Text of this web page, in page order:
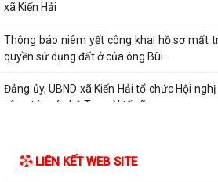
xã Kiến Hải
Thông báo niêm yết công khai hồ sơ mất
quyền sử dụng đất ở của ông Bùi...
Đảng ủy, UBND xã Kiến Hải tổ chức Hội
công tác cán bộ Trạm Y tế xã
LIÊN KẾT WEB SITE